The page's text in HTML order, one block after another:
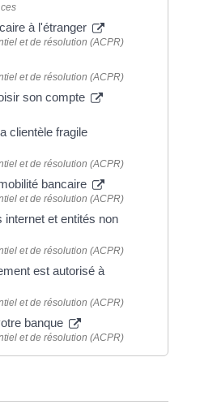
à l'étranger
et de résolution (ACPR)
et de résolution (ACPR)
son compte
clientèle fragile
et de résolution (ACPR)
bancaire
et de résolution (ACPR)
et entités non
et de résolution (ACPR)
est autorisé à
et de résolution (ACPR)
banque
et de résolution (ACPR)